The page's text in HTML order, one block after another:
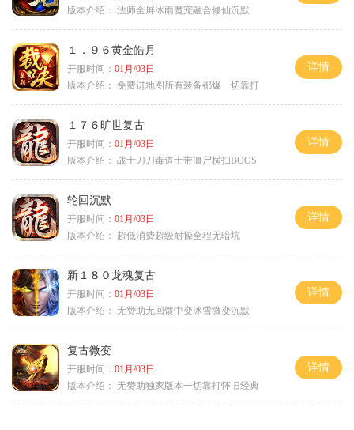
版本介绍： 法师全屏冰雨魔宠融合修仙沉默
１．９６黄金皓月
开服时间： 01月/03日
版本介绍： 免费进地图所有装备都爆一切靠打
详情
１７６旷世复古
开服时间： 01月/03日
版本介绍： 战士刀刀毒道士带僵尸横扫BOOS
详情
轮回沉默
开服时间： 01月/03日
版本介绍：
超低消费超级耐操全程无暗坑
详情
新１８０龙魂复古
开服时间： 01月/03日
版本介绍： 无赞助无回馈中变冰雪微变沉默
详情
复古微变
开服时间： 01月/03日
版本介绍： 无赞助独家版本一切靠打怀旧经典
详情